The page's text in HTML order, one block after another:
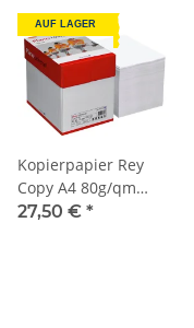
AUF LAGER
Kopierpapier Rey
Copy A4 80g/qm
2.500 Blatt
27,50 € *